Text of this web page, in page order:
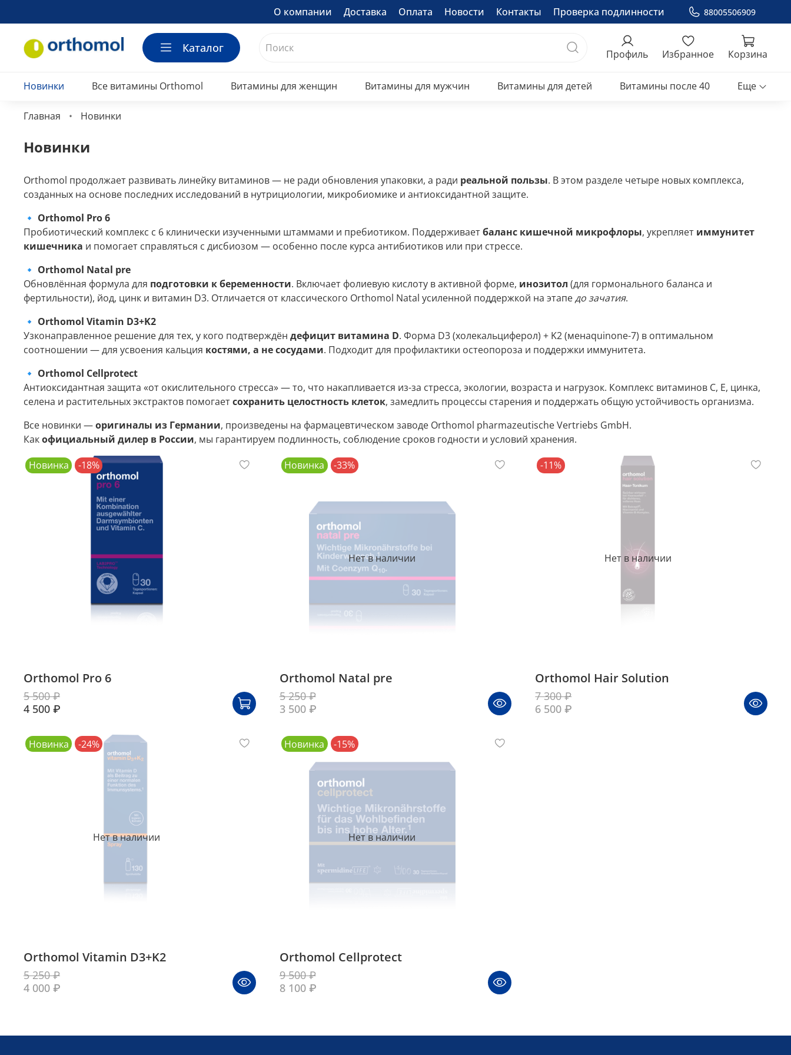
О компании Доставка Оплата Новости Контакты Проверка подлинности 88005506909
Каталог Профиль Избранное Корзина
Новинки Все витамины Orthomol Витамины для женщин Витамины для мужчин Витамины для детей Витамины после 40 Еще
Главная Новинки
Новинки
Orthomol продолжает развивать линейку витаминов — не ради обновления упаковки, а ради реальной пользы. В этом разделе четыре новых комплекса,
созданных на основе последних исследований в нутрициологии, микробиомике и антиоксидантной защите.
🔹 Orthomol Pro 6
Пробиотический комплекс с 6 клинически изученными штаммами и пребиотиком. Поддерживаетбаланс кишечной микрофлоры, укрепляет иммунитет
кишечника и помогает справляться с дисбиозом — особенно после курса антибиотиков или при стрессе.
🔹 Orthomol Natal pre
Обновлённая формула для подготовки к беременности. Включает фолиевую кислоту в активной форме, инозитол (для гормонального баланса и
фертильности), йод, цинк и витамин D3. Отличается от классического Orthomol Natal усиленной поддержкой на этапедо зачатия.
🔹 Orthomol Vitamin D3+K2
Узконаправленное решение для тех, у кого подтверждён дефицит витамина D. Форма D3 (холекальциферол) + K2 (менаquinone-7) в оптимальном
соотношении — для усвоения кальция костями, а не сосудами. Подходит для профилактики остеопороза и поддержки иммунитета.
🔹 Orthomol Cellprotect
Антиоксидантная защита «от окислительного стресса» — то, что накапливается из-за стресса, экологии, возраста и нагрузок. Комплекс витаминов C, E, цинка,
селена и растительных экстрактов помогаетсохранить целостность клеток, замедлить процессы старения и поддержать общую устойчивость организма.
Все новинки —оригиналы из Германии, произведены на фармацевтическом заводе Orthomol pharmazeutische Vertriebs GmbH.
Какофициальный дилер в России, мы гарантируем подлинность, соблюдение сроков годности и условий хранения.
Новинка -18%
Orthomol Pro 6
5 500 ₽
4 500 ₽
Нет в наличии
Новинка -33%
Orthomol Natal pre
5 250 ₽
3 500 ₽
Нет в наличии
-11%
Orthomol Hair Solution
7 300 ₽
6 500 ₽
Нет в наличии
Новинка -24%
Orthomol Vitamin D3+K2
5 250 ₽
4 000 ₽
Нет в наличии
Новинка -15%
Orthomol Cellprotect
9 500 ₽
8 100 ₽